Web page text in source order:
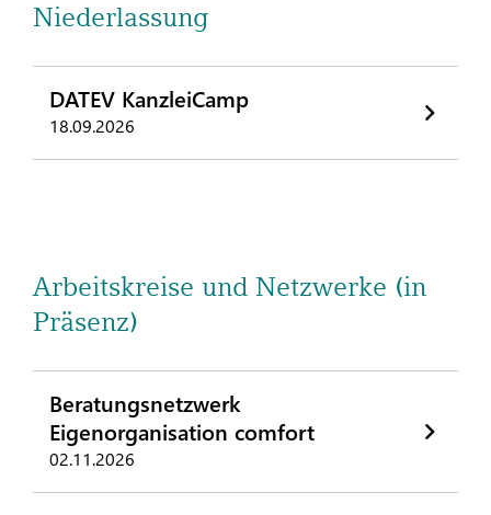
Niederlassung
DATEV KanzleiCamp
18.09.2026
Arbeitskreise und Netzwerke (in
Präsenz)
Beratungsnetzwerk
Eigenorganisation comfort
02.11.2026